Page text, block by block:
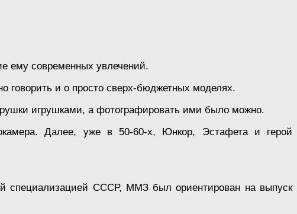
ему современных увлечений.
говорить и о просто сверх-бюджетных моделях.
игрушками, а фотографировать ими было можно.
Далее, уже в 50-60-х, Юнкор, Эстафета и герой
специализацией СССР, ММЗ был ориентирован на выпуск